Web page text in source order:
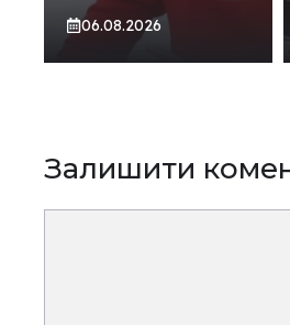
06.08.2026
Залишити